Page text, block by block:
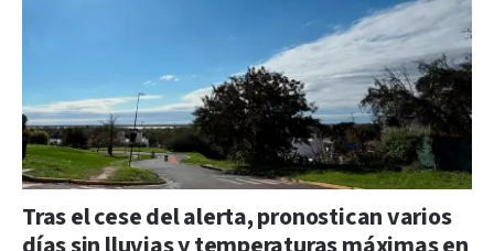
Tras el cese del alerta, pronostican varios